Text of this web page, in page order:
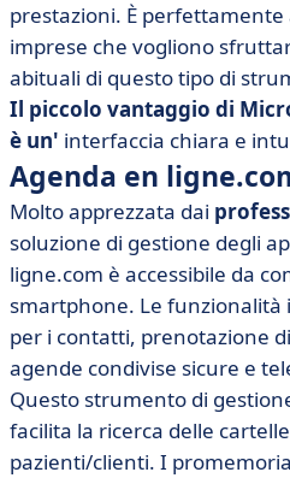
prestazioni. È perfettamente
imprese che vogliono
abituali di questo tipo di
Il piccolo vantaggio di
è un' interfaccia chiara e
Agenda en
Molto apprezzata dai
soluzione di gestione degli
ligne.com è accessibile da
smartphone. Le
per i contatti, prenotazione
agende condivise sicure e
Questo strumento di
facilita la ricerca delle
pazienti/clienti. I